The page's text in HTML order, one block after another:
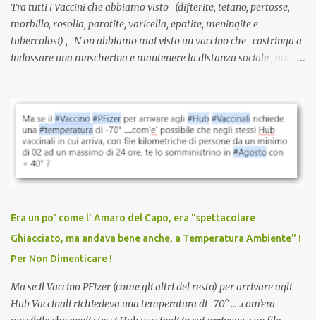
Tra tutti i Vaccini che abbiamo visto (difterite, tetano, pertosse,
morbillo, rosolia, parotite, varicella, epatite, meningite e
tubercolosi) , N on abbiamo mai visto un vaccino che costringa a
indossare una mascherina e mantenere la distanza sociale , anche
vaccinazione. Non avevamo mai sentito parlare di ricompense,
sconti, incentivi per vaccinarsi. Non avevamo mai visto
discriminazioni per coloro che non l’hanno fatto. Se non sei stato
vaccinato, nessuno aveva prima cercato di farti sentire una
persona cattiva. Non avevamo mai visto un vaccino che minacci le
vaccino usato per minacciare i mezzi di sussistenza, il lavoro o la
scuola. Non avevamo mai visto un vaccino che permettesse a un
dodicenne di ignorare il consenso dei genitori. Dopo tutti i vaccini
che abbiamo elencato sopra...
Era un po' come l' Amaro del Capo, era "spettacolare
Ghiacciato, ma andava bene anche, a Temperatura Ambiente" !
Per Non Dimenticare !
Ma se il Vaccino PFizer (come gli altri del resto) per arrivare agli
Hub Vaccinali richiedeva una temperatura di -70° ... .com'era